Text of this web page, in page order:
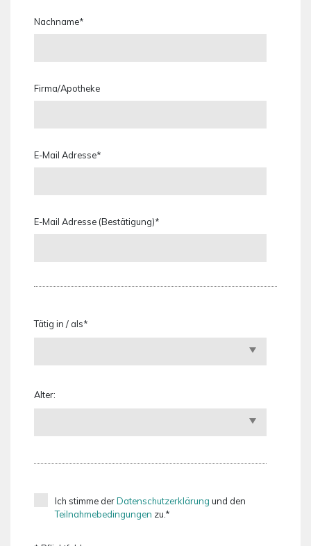
Nachname*
Firma/Apotheke
E-Mail Adresse*
E-Mail Adresse (Bestätigung)*
Tätig in / als*
Alter:
Ich stimme derDatenschutzerklärung und den
Teilnahmebedingungen zu.*